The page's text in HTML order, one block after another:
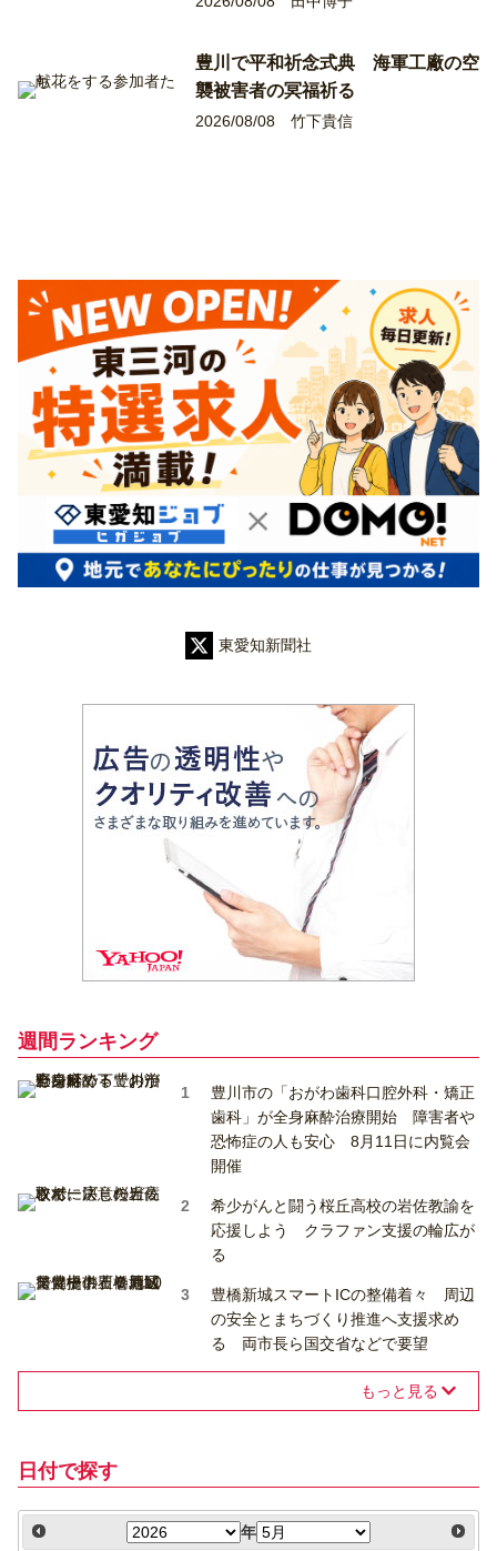
豊川で平和祈念式典 海軍工廠の空
襲被害者の冥福祈る
2026/08/08 竹下貴信
東愛知新聞社
週間ランキング
豊川市の「おがわ歯科口腔外科・矯正
歯科」が全身麻酔治療開始 障害者や
恐怖症の人も安心 8月11日に内覧会
開催
希少がんと闘う桜丘高校の岩佐教諭を
応援しよう クラファン支援の輪広が
る
豊橋新城スマートICの整備着々 周辺
の安全とまちづくり推進へ支援求め
る 両市長ら国交省などで要望
もっと見る
日付で探す
年